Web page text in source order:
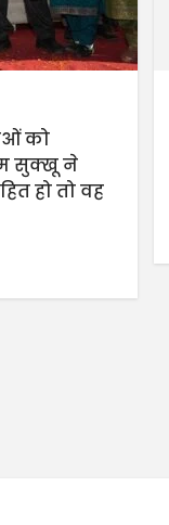
को
सुक्खू ने
हो तो वह